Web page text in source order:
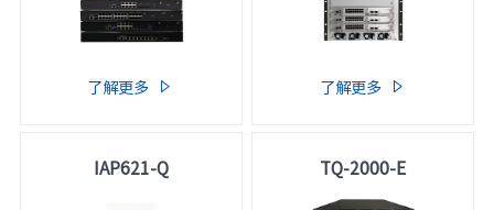
了解更多  了解更多 
IAP621-Q TQ-2000-E